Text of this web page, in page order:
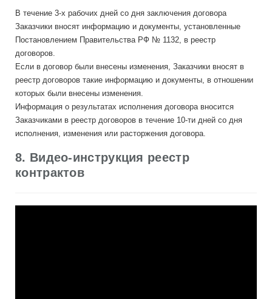
В течение 3-х рабочих дней со дня заключения договора
Заказчики вносят информацию и документы, установленные
Постановлением Правительства РФ № 1132, в реестр
договоров.
Если в договор были внесены изменения, Заказчики вносят в
реестр договоров такие информацию и документы, в отношении
которых были внесены изменения.
Информация о результатах исполнения договора вносится
Заказчиками в реестр договоров в течение 10-ти дней со дня
исполнения, изменения или расторжения договора.
8. Видео-инструкция реестр
контрактов